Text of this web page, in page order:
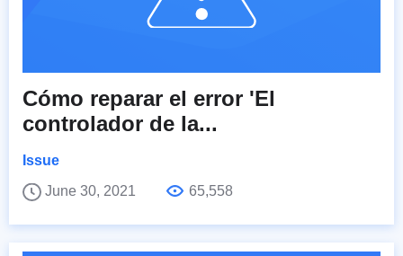
Cómo reparar el error 'El
controlador de la...
Issue
June 30, 2021
65,558